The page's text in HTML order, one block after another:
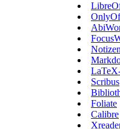
Scribus
Foliate
Calibre